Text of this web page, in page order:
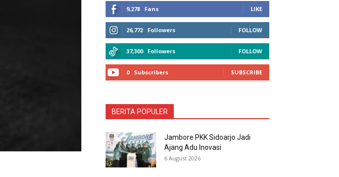
9,278 Fans LIKE
26,772 Followers FOLLOW
37,300 Followers FOLLOW
0 Subscribers SUBSCRIBE
BERITA POPULER
Jambore PKK Sidoarjo Jadi
Ajang Adu Inovasi
6 August 2026